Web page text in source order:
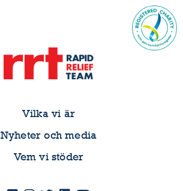
Vilka vi är
Nyheter och media
Vem vi stöder